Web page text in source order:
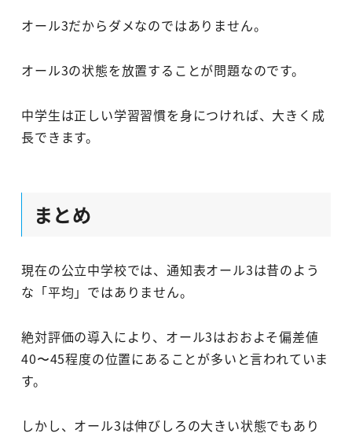
オール3だからダメなのではありません。
オール3の状態を放置することが問題なのです。
中学生は正しい学習習慣を身につければ、大きく成
長できます。
まとめ
現在の公立中学校では、通知表オール3は昔のよう
な「平均」ではありません。
絶対評価の導入により、オール3はおおよそ偏差値
40〜45程度の位置にあることが多いと言われていま
す。
しかし、オール3は伸びしろの大きい状態でもあり